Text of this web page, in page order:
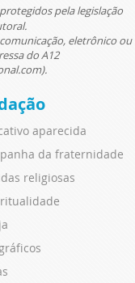
pela legislação
eletrônico ou
do A12
aparecida
da fraternidade
religiosas